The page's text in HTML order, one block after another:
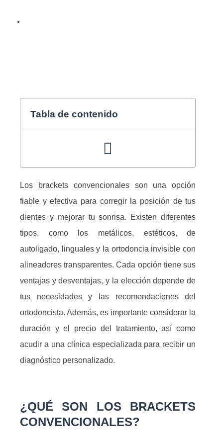
Tabla de contenido
Los brackets convencionales son una opción
fiable y efectiva para corregir la posición de tus
dientes y mejorar tu sonrisa. Existen diferentes
tipos, como los metálicos, estéticos, de
autoligado, linguales y la ortodoncia invisible con
alineadores transparentes. Cada opción tiene sus
ventajas y desventajas, y la elección depende de
tus necesidades y las recomendaciones del
ortodoncista. Además, es importante considerar la
duración y el precio del tratamiento, así como
acudir a una clínica especializada para recibir un
diagnóstico personalizado.
¿QUÉ SON LOS BRACKETS
CONVENCIONALES?